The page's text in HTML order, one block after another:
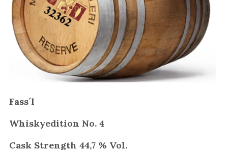
Fass´l
Whiskyedition No. 4
Cask Strength 44,7 % Vol.